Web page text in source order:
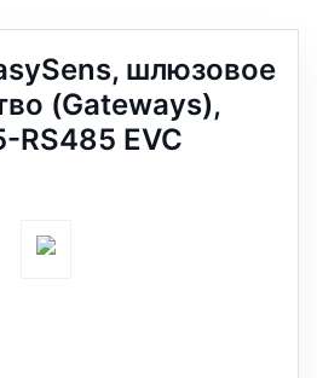
шлюзовое
(Gateways),
RS485 EVC